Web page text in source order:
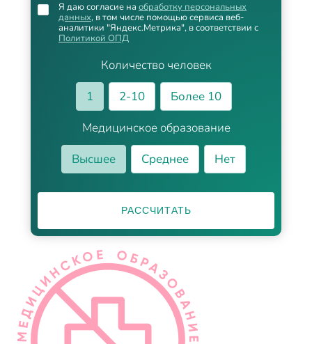
Количество человек
1
2-10
Более 10
Медицинское образование
Высшее
Среднее Нет
Я даю согласие на обработку персональных
данных, в том числе помощью сервиса веб-
аналитики "Яндекс.Метрика", в соответствии с
Политикой ОПД
РАССЧИТАТЬ